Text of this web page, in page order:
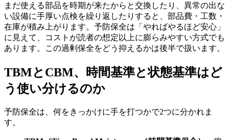
まだ使える部品を時期が来たからと交換したり、異常の出な
い設備に手厚い点検を繰り返したりすると、部品費・工数・
在庫が積み上がります。予防保全は「やればやるほど安心」
に見えて、コストが読者の想定以上に膨らみやすい方式でも
あります。この過剰保全をどう抑えるかは後半で扱います。
TBMとCBM、時間基準と状態基準はど
う使い分けるのか
予防保全は、何をきっかけに手を打つかで2つに分かれま
す。